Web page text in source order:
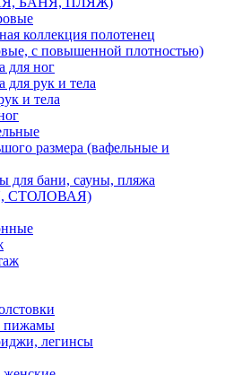
коллекция полотенец
с повышенной плотностью)
для ног
для рук и тела
и тела
размера (вафельные и
для бани, сауны, пляжа
СТОЛОВАЯ)
пижамы
легинсы